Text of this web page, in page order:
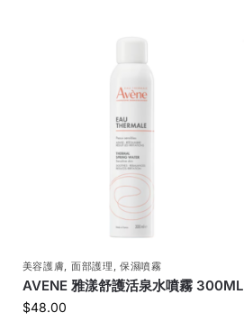
美容護膚, 面部護理 ,保濕噴霧
AVENE 雅漾舒護活泉水噴霧 300ML
$48.00